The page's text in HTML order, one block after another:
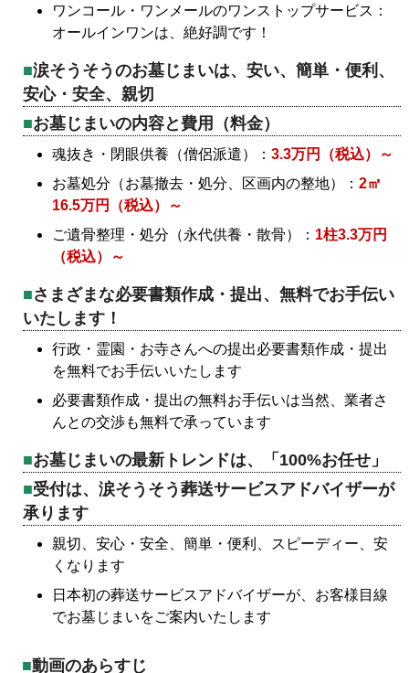
ワンコール・ワンメールのワンストップサービス：
オールインワンは、絶好調です！
涙そうそうのお墓じまいは、安い、簡単・便利、
安心・安全、親切
お墓じまいの内容と費用（料金）
魂抜き・閉眼供養（僧侶派遣）： 3.3万円（税込）～
お墓処分（お墓撤去・処分、区画内の整地）： 2㎡
16.5万円（税込）～
ご遺骨整理・処分（永代供養・散骨）： 1柱3.3万円
（税込）～
さまざまな必要書類作成・提出、無料でお手伝い
いたします！
行政・霊園・お寺さんへの提出必要書類作成・提出
を無料でお手伝いいたします
必要書類作成・提出の無料お手伝いは当然、業者さ
んとの交渉も無料で承っています
お墓じまいの最新トレンドは、「100%お任せ」
受付は、涙そうそう葬送サービスアドバイザーが
承ります
親切、安心・安全、簡単・便利、スピーディー、安
くなります
日本初の葬送サービスアドバイザーが、お客様目線
でお墓じまいをご案内いたします
動画のあらすじ